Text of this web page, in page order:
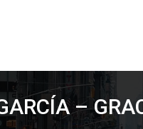
–